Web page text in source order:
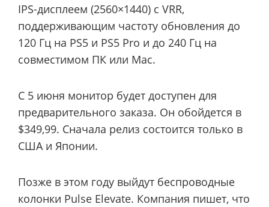
IPS-дисплеем (2560×1440) с VRR,
поддерживающим частоту обновления до
120 Гц на PS5 и PS5 Pro и до 240 Гц на
совместимом ПК или Mac.
С 5 июня монитор будет доступен для
предварительного заказа. Он обойдется в
$349,99. Сначала релиз состоится только в
США и Японии.
Позже в этом году выйдут беспроводные
колонки Pulse Elevate. Компания пишет, что